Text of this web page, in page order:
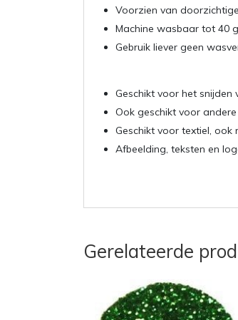
Voorzien van
Machine wasbaar tot 40
Gebruik liever geen
Geschikt voor het snijden
Ook geschikt voor andere
Geschikt voor textiel,
Afbeelding, teksten en
Gerelateerde